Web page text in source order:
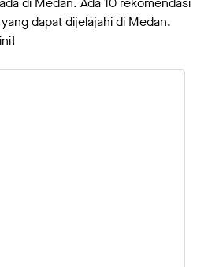
dapat dijelajahi di Medan.